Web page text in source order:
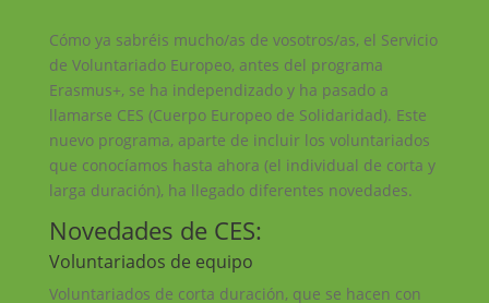
Cómo ya sabréis mucho/as de vosotros/as, el Servicio
de Voluntariado Europeo, antes del programa
Erasmus+, se ha independizado y ha pasado a
llamarse CES (Cuerpo Europeo de Solidaridad). Este
nuevo programa, aparte de incluir los voluntariados
que conocíamos hasta ahora (el individual de corta y
larga duración), ha llegado diferentes novedades.
Novedades de CES:
Voluntariados de equipo
Voluntariados de corta duración, que se hacen con